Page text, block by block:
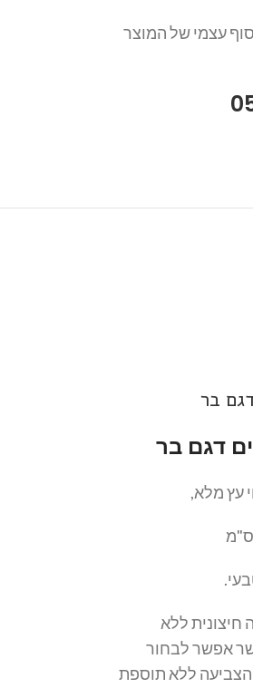
עצמי של המוצר
בר
דגם בר
עץ מלא,
חיצונית ללא
אפשר לבחור
גוונים, הצביעה ללא תוספת